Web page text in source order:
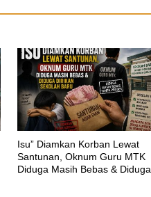
‎Isu” Diamkan Korban Lewat
Santunan, Oknum Guru MTK
Diduga Masih Bebas & Diduga